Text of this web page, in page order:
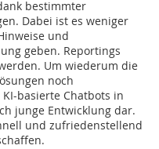
bestimmter
Dabei ist es weniger
und
geben. Reportings
Um wiederum die
noch
basierte Chatbots in
junge Entwicklung dar.
und zufriedenstellend